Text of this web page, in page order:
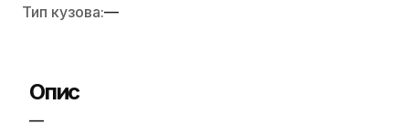
Тип кузова:—
Опис
—